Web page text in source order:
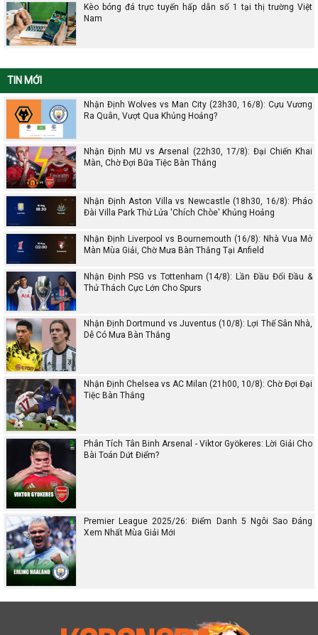
Kèo bóng đá trực tuyến hấp dẫn số 1 tại thị trường Việt
Nam
TIN MỚI
Nhận Định Wolves vs Man City (23h30, 16/8): Cựu Vương
Ra Quân, Vượt Qua Khủng Hoảng?
Nhận Định MU vs Arsenal (22h30, 17/8): Đại Chiến Khai
Màn, Chờ Đợi Bữa Tiệc Bàn Thắng
Nhận Định Aston Villa vs Newcastle (18h30, 16/8): Pháo
Đài Villa Park Thử Lửa 'Chích Chòe' Khủng Hoảng
Nhận Định Liverpool vs Bournemouth (16/8): Nhà Vua Mở
Màn Mùa Giải, Chờ Mưa Bàn Thắng Tại Anfield
Nhận Định PSG vs Tottenham (14/8): Lần Đầu Đối Đầu &
Thử Thách Cực Lớn Cho Spurs
Nhận Định Dortmund vs Juventus (10/8): Lợi Thế Sân Nhà,
Dễ Có Mưa Bàn Thắng
Nhận Định Chelsea vs AC Milan (21h00, 10/8): Chờ Đợi Đại
Tiệc Bàn Thắng
Phân Tích Tân Binh Arsenal - Viktor Gyökeres: Lời Giải Cho
Bài Toán Dứt Điểm?
Premier League 2025/26: Điểm Danh 5 Ngôi Sao Đáng
Xem Nhất Mùa Giải Mới